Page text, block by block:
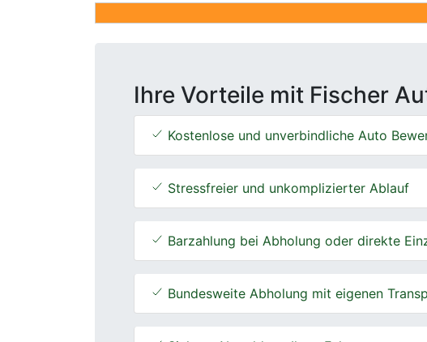
Ihre Vorteile mit Fischer
Kostenlose und unverbindliche Auto
Stressfreier und unkomplizierter Ablauf
Barzahlung bei Abholung oder direkte
Bundesweite Abholung mit eigenen